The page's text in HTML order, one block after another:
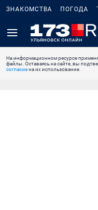
ЗНАКОМСТВА ПОГОДА
На информационном ресурсе
файлы. Оставаясь на сайте, вы
согласиена их использование.